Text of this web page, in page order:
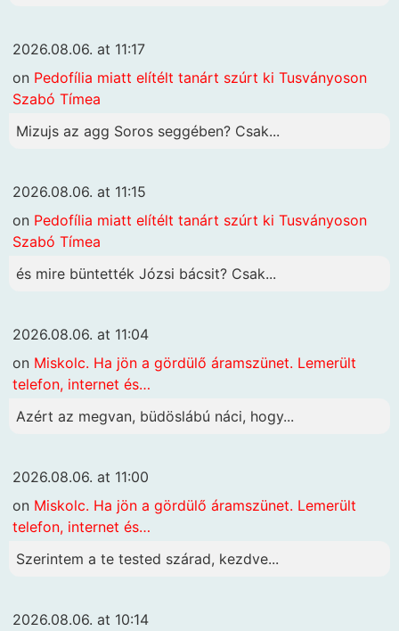
2026.08.06. at 11:17
on Pedofília miatt elítélt tanárt szúrt ki Tusványoson
Szabó Tímea
Mizujs az agg Soros seggében? Csak...
2026.08.06. at 11:15
on Pedofília miatt elítélt tanárt szúrt ki Tusványoson
Szabó Tímea
és mire büntették Józsi bácsit? Csak...
2026.08.06. at 11:04
on Miskolc. Ha jön a gördülő áramszünet. Lemerült
telefon, internet és…
Azért az megvan, büdöslábú náci, hogy...
2026.08.06. at 11:00
on Miskolc. Ha jön a gördülő áramszünet. Lemerült
telefon, internet és…
Szerintem a te tested szárad, kezdve...
2026.08.06. at 10:14